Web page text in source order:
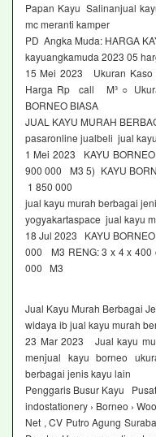
Papan Kayu Salinanjual
mc meranti kamper
PD Angka Muda: HARGA
kayuangkamuda 2023 05
15 Mei 2023 Ukuran
Harga Rp call M³ ○
BORNEO BIASA
JUAL KAYU MURAH
pasaronline jualbeli jual
1 Mei 2023 KAYU
900 000 M3 5) KAYU
1 850 000
jual kayu murah berbagai
yogyakartaspace jual kayu
18 Jul 2023 KAYU
000 M3 RENG: 3 x 4 x 400
000 M3
Jual Kayu Murah Berbagai
widaya ib jual kayu murah
23 Mar 2023 Jual kayu
menjual kayu borneo
berbagai jenis kayu lain
Penggaris Busur Kayu
indostationery › Borneo ›
Net , CV Putro Agung